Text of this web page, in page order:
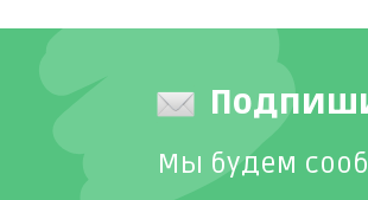
Мы будем